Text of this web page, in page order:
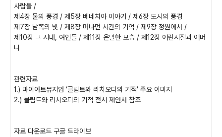
사람들 /
제4장 물의 풍경 / 제 5장 베네치아 이야기 / 제6장 도시의 풍경
제 7장 남쪽의 빛 / 제8장 머나먼 시간의 기억 / 제9장 정원에서 /
제10장 그 시대 여인들 / 제11장 은밀한 모습 / 제12장 어린시절과 어머
니
관련자료
1.) 마이아트뮤지엄 ‘클림트와 리치오디의 기적’ 주요 이미지
2.) 클림트와 리치오디의 기적 전시 제안서 참조
자료 다운로드 구글 드라이브